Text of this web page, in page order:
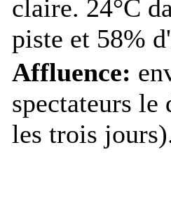
claire. 24°C
piste et 58%
Affluence:
spectateurs le
les trois